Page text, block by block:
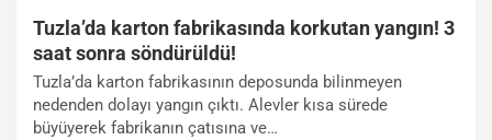
Tuzla’da karton fabrikasında korkutan yangın! 3
saat sonra söndürüldü!
Tuzla’da karton fabrikasının deposunda bilinmeyen
nedenden dolayı yangın çıktı. Alevler kısa sürede
büyüyerek fabrikanın çatısına ve…